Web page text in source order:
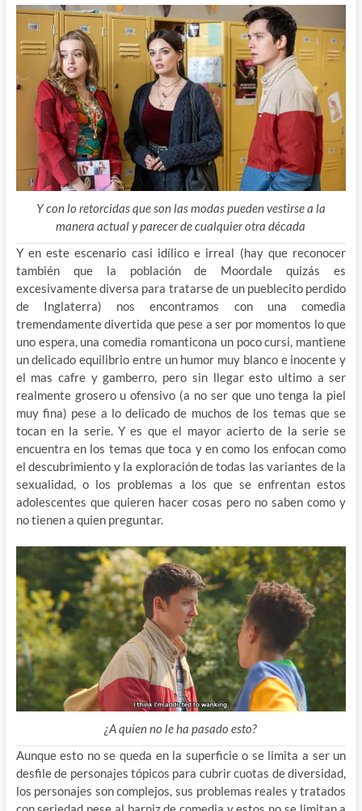
Y con lo retorcidas que son las modas pueden vestirse a la
manera actual y parecer de cualquier otra década
Y en este escenario casi idílico e irreal (hay que reconocer
también que la población de Moordale quizás es
excesivamente diversa para tratarse de un pueblecito perdido
de Inglaterra) nos encontramos con una comedia
tremendamente divertida que pese a ser por momentos lo que
uno espera, una comedia romanticona un poco cursi, mantiene
un delicado equilibrio entre un humor muy blanco e inocente y
el mas cafre y gamberro, pero sin llegar esto ultimo a ser
realmente grosero u ofensivo (a no ser que uno tenga la piel
muy fina) pese a lo delicado de muchos de los temas que se
tocan en la serie. Y es que el mayor acierto de la serie se
encuentra en los temas que toca y en como los enfocan como
el descubrimiento y la exploración de todas las variantes de la
sexualidad, o los problemas a los que se enfrentan estos
adolescentes que quieren hacer cosas pero no saben como y
no tienen a quien preguntar.
¿A quien no le ha pasado esto?
Aunque esto no se queda en la superficie o se limita a ser un
desfile de personajes tópicos para cubrir cuotas de diversidad,
los personajes son complejos, sus problemas reales y tratados